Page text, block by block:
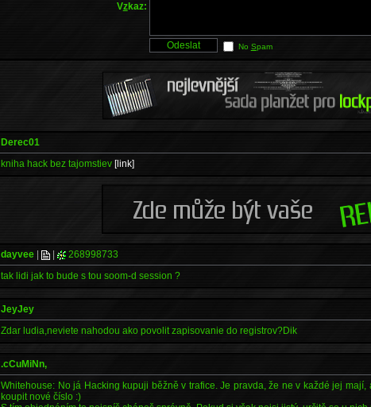
Vzkaz:
No Spam
Derec01
kniha hack bez tajomstiev [link]
dayvee | 268998733
tak lidi jak to bude s tou soom-d session ?
JeyJey
Zdar ludia,neviete nahodou ako povolit zapisovanie do registrov?Dik
.cCuMiNn,
Whitehouse: No já Hacking kupuji běžně v trafice. Je pravda, že ne v každé jej mají,
koupit nové číslo :)